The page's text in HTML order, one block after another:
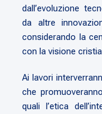
dall’evoluzione
da altre
considerando la
con la visione
Ai lavori
che
quali l’etica